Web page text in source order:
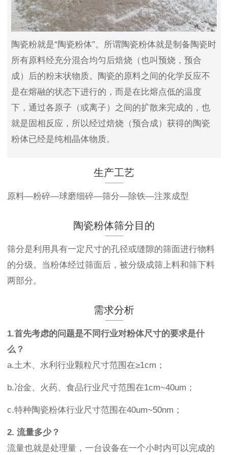
陶瓷粉就是“陶瓷粉体”。所谓陶瓷粉体就是制备陶瓷时
所有原料经充分混合均匀后焙烧（也叫预烧，预合
成）后的粉末状物质。陶瓷的原料之间的化学反应不
是在熔融的状态下进行的，而是在比熔点低的温度
下，通过各原子（或离子）之间的扩散来完成的，也
就是固相反应，所以经过焙烧（预合成）获得的陶瓷
粉体已经是纯相晶体物质。
生产工艺
原料—粉碎—球磨细碎—筛分—除铁—注浆成型
陶瓷粉体筛分目的
筛分是利用具有一定尺寸的孔径或缝隙的筛面进行物料
的分级。当粉体经过筛面后，被分级成筛上料和筛下料
两部分。
需求分析
1.首先考虑的问题是不同行业对粉体尺寸的要求是什
么？
a.土木、水利行业颗粒尺寸范围在≥1cm；
b.冶金、火药、食品行业尺寸范围在1cm~40um；
c.特种陶瓷粉体行业尺寸范围在40um~50nm；
2. 流量多少？
流量也就是处理量，一台设备在一个小时内可以完成的